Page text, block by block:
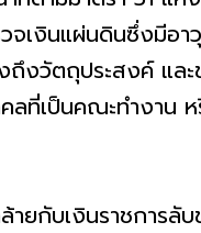
จเงินแผ่นดินซึ่งมีอ
งวัตถุประสงค์ แล
ที่เป็นคณะทํางาน ห
ยกับเงินราชการลั